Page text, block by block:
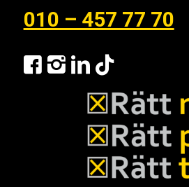
010 – 457 77 70